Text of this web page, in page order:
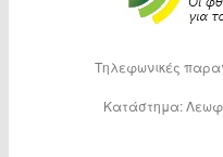
Τηλεφωνικές
Κατάστημα: Λεωφ.